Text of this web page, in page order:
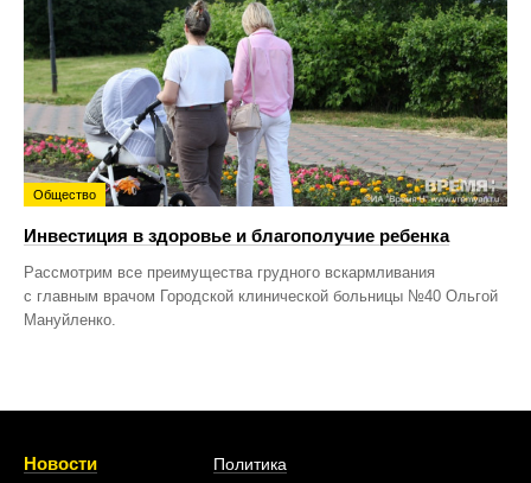
Общество
Инвестиция в здоровье и благополучие ребенка
Рассмотрим все преимущества грудного вскармливания
с главным врачом Городской клинической больницы №40 Ольгой
Мануйленко.
Новости
Политика